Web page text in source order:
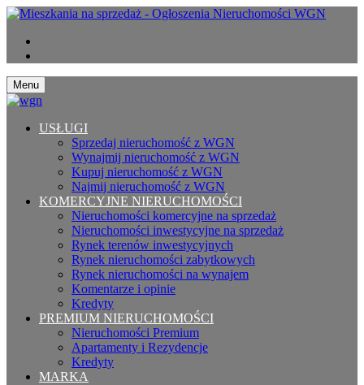
Menu
USŁUGI
Sprzedaj nieruchomość z WGN
Wynajmij nieruchomość z WGN
Kupuj nieruchomość z WGN
Najmij nieruchomość z WGN
KOMERCYJNE NIERUCHOMOŚCI
Nieruchomości komercyjne na sprzedaż
Nieruchomości inwestycyjne na sprzedaż
Rynek terenów inwestycyjnych
Rynek nieruchomości zabytkowych
Rynek nieruchomości na wynajem
Komentarze i opinie
Kredyty
PREMIUM NIERUCHOMOŚCI
Nieruchomości Premium
Apartamenty i Rezydencje
Kredyty
MARKA